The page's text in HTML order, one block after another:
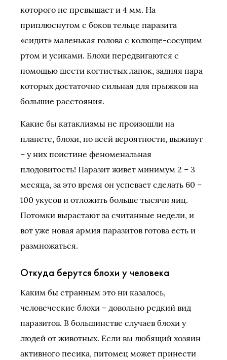
которого не превышает и 4 мм. На
приплюснутом с боков тельце паразита
«сидит» маленькая голова с колюще-сосущим
ртом и усиками. Блохи передвигаются с
помощью шести когтистых лапок, задняя пара
которых достаточно сильная для прыжков на
большие расстояния.
Какие бы катаклизмы не произошли на
планете, блохи, по всей вероятности, выживут
– у них поистине феноменальная
плодовитость! Паразит живет минимум 2 – 3
месяца, за это время он успевает сделать 60 –
100 укусов и отложить больше тысячи яиц.
Потомки вырастают за считанные недели, и
вот уже новая армия паразитов готова есть и
размножаться.
Откуда берутся блохи у человека
Каким бы странным это ни казалось,
человеческие блохи – довольно редкий вид
паразитов. В большинстве случаев блохи у
людей от животных. Если вы любящий хозяин
активного песика, питомец может принести